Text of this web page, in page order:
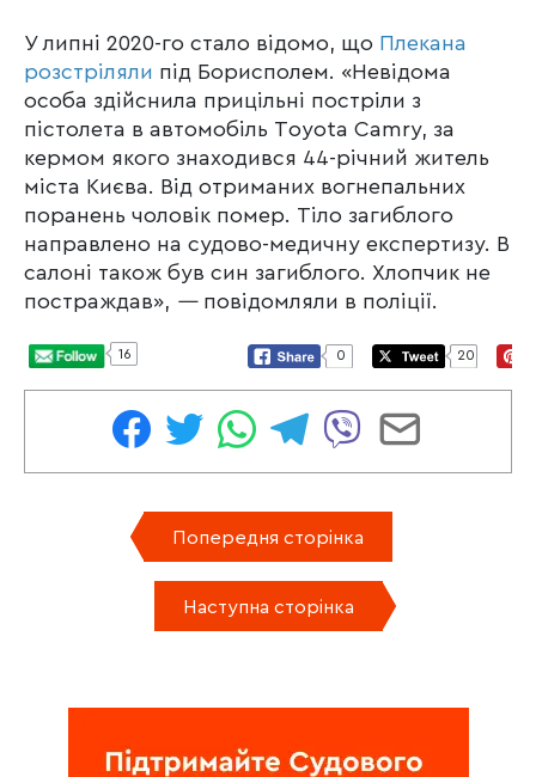
У липні 2020-го стало відомо, що Плекана
розстріляли під Борисполем. «Невідома
особа здійснила прицільні постріли з
пістолета в автомобіль Тoyota Сamry, за
кермом якого знаходився 44-річний житель
міста Києва. Від отриманих вогнепальних
поранень чоловік помер. Тіло загиблого
направлено на судово-медичну експертизу. В
салоні також був син загиблого. Хлопчик не
постраждав»,
—повідомляли в поліції.
16 0 20
Попередня сторінка
Наступна сторінка